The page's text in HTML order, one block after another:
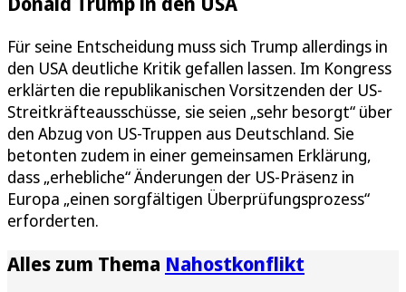
Für seine Entscheidung muss sich Trump allerdings in
den USA deutliche Kritik gefallen lassen. Im Kongress
erklärten die republikanischen Vorsitzenden der US-
Streitkräfteausschüsse, sie seien „sehr besorgt“ über
den Abzug von US-Truppen aus Deutschland. Sie
betonten zudem in einer gemeinsamen Erklärung,
dass „erhebliche“ Änderungen der US-Präsenz in
Europa „einen sorgfältigen Überprüfungsprozess“
erforderten.
Alles zum Thema Nahostkonflikt